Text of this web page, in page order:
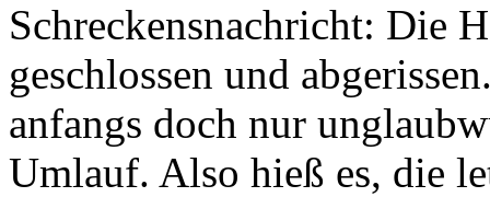
Schreckensnachricht: Die
geschlossen und
anfangs doch nur
Umlauf. Also hieß es, die